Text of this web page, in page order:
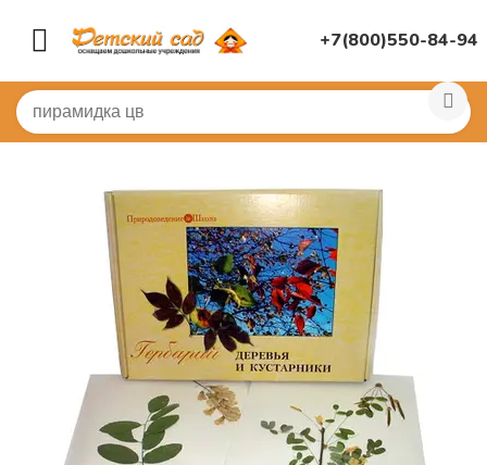
+7(800)550-84-94
Главная / ДИДАКТИЧЕСКИЕ ИГРЫ Опыты в детском